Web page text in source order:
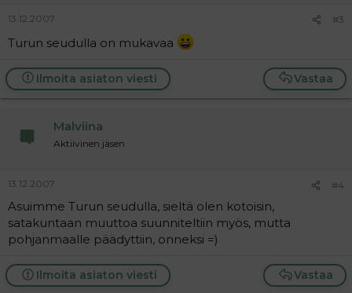
13.12.2007 #3
Turun seudulla on mukavaa
Vastaa
Ilmoita asiaton viesti
Malviina
Aktiivinen jäsen
13.12.2007 #4
Asuimme Turun seudulla, sieltä olen kotoisin,
satakuntaan muuttoa suunniteltiin myös, mutta
pohjanmaalle päädyttiin, onneksi =)
Vastaa
Ilmoita asiaton viesti